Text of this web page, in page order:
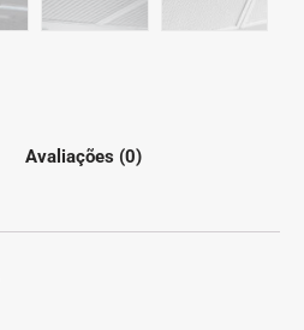
Avaliações (0)